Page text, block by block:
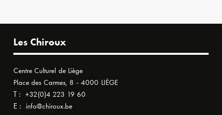
Les Chiroux
Centre Culturel de Liège
Place des Carmes, 8 - 4000 LIÈGE
T : +32(0)4 223 19 60
E : info@chiroux.be